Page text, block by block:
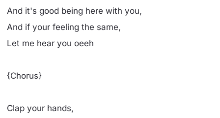
And it's good being here with you,
And if your feeling the same,
Let me hear you oeeh
{Chorus}
Clap your hands,